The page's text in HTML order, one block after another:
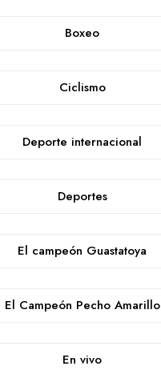
Boxeo
Ciclismo
Deporte internacional
Deportes
El campeón Guastatoya
El Campeón Pecho Amarillo
En vivo